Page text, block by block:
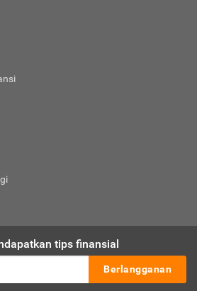
tips finansial
Berlangganan